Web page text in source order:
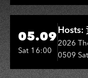
彬、邵
瑤
Hi-Ing Music Hall
05.09
Sat 16:00
Hosts:
敏、張
彬、邵
2026
0509 Sat